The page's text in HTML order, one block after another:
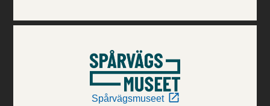
Spårvägsmuseet